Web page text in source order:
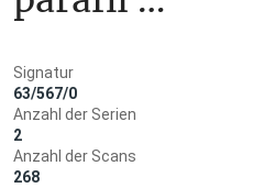
Urdominie
Signatur
63/567/0
Anzahl der Serien
2
Anzahl der Scans
268